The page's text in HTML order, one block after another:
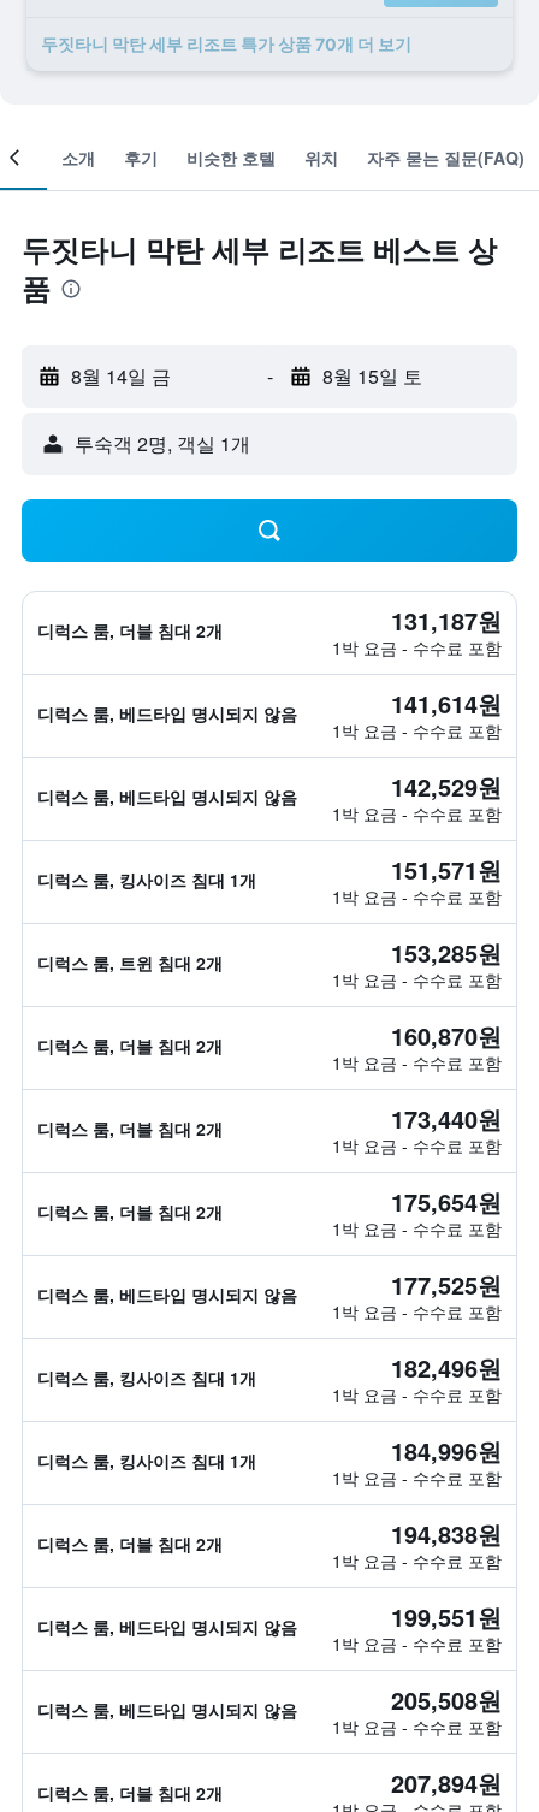
두짓타니 막탄 세부 리조트 ​특가 ​상품 70개 ​더 ​보기
객실 소개 후기 비슷한 호텔 위치 자주 묻는 질문(FAQ)
두짓타니 막탄 세부 리조트 베스트 상
품
8월 14일 금 - 8월 15일 토
​투숙객 2​명, ​객실 1개
디럭스 룸, 더블 침대 2개 131,187원
1박 요금 - 수수료 포함
디럭스 룸, 베드타입 명시되지 않음 141,614원
1박 요금 - 수수료 포함
디럭스 룸, 베드타입 명시되지 않음 142,529원
1박 요금 - 수수료 포함
디럭스 룸, 킹사이즈 침대 1개 151,571원
1박 요금 - 수수료 포함
디럭스 룸, 트윈 침대 2개 153,285원
1박 요금 - 수수료 포함
디럭스 룸, 더블 침대 2개 160,870원
1박 요금 - 수수료 포함
디럭스 룸, 더블 침대 2개 173,440원
1박 요금 - 수수료 포함
디럭스 룸, 더블 침대 2개 175,654원
1박 요금 - 수수료 포함
디럭스 룸, 베드타입 명시되지 않음 177,525원
1박 요금 - 수수료 포함
디럭스 룸, 킹사이즈 침대 1개 182,496원
1박 요금 - 수수료 포함
디럭스 룸, 킹사이즈 침대 1개 184,996원
1박 요금 - 수수료 포함
디럭스 룸, 더블 침대 2개 194,838원
1박 요금 - 수수료 포함
디럭스 룸, 베드타입 명시되지 않음 199,551원
1박 요금 - 수수료 포함
디럭스 룸, 베드타입 명시되지 않음 205,508원
1박 요금 - 수수료 포함
디럭스 룸, 더블 침대 2개 207,894원